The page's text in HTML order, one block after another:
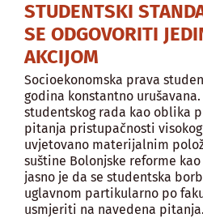
STUDENTSKI
SE ODGOVORITI
AKCIJOM
Socioekonomska prava
godina konstantno urušavana.
studentskog rada kao oblika
pitanja pristupačnosti
uvjetovano materijalnim
suštine Bolonjske reforme
jasno je da se studentska
uglavnom partikularno po
usmjeriti na navedena pitanja.